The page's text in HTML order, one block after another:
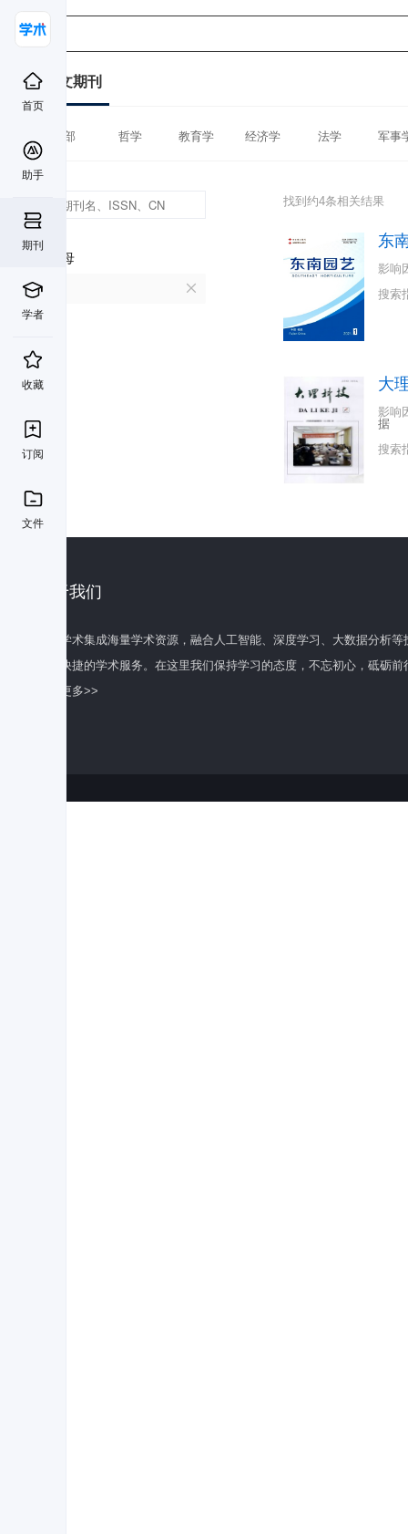
首页
助手
期刊
学者
收藏
订阅
文件
中文期刊
全部 哲学 教育学 经济学 法学 军事
首字母
D
找到约4条相关结果
东
影响
搜索
大
影响
据
搜索
关于我们
百度学术集成海量学术资源，融合人工智能、深度学习、大数据分析
全面快捷的学术服务。在这里我们保持学习的态度，不忘初心，砥砺前
了解更多>>